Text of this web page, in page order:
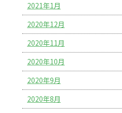
2021年1月
2020年12月
2020年11月
2020年10月
2020年9月
2020年8月